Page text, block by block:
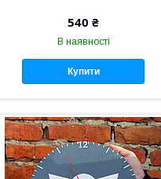
540 ₴
В наявності
Купити